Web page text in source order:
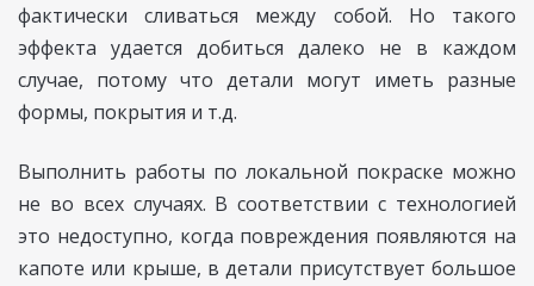
фактически сливаться между собой. Но такого
эффекта удается добиться далеко не в каждом
случае, потому что детали могут иметь разные
формы, покрытия и т.д.
Выполнить работы по локальной покраске можно
не во всех случаях. В соответствии с технологией
это недоступно, когда повреждения появляются на
капоте или крыше, в детали присутствует большое